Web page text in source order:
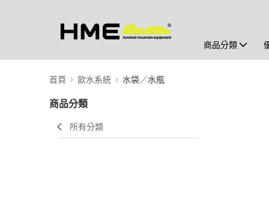
商品分類
首頁 飲水系統 水袋／水瓶
商品分類
所有分類